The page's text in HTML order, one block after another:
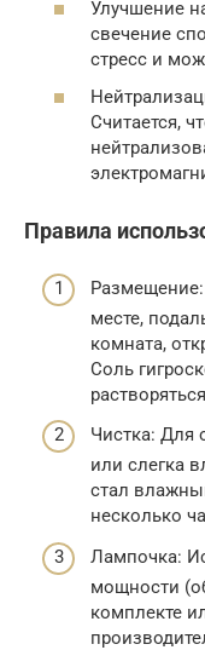
Улучшение
свечение
стресс и
Считается,
Правила
Размещение:
месте,
комната,
Соль
Чистка: Для
или слегка
стал
несколько
Лампочка:
мощности
комплекте